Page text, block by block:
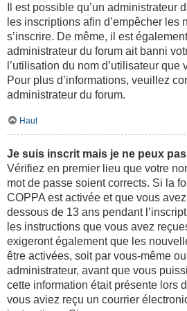
Il est possible qu’un administrateur
les inscriptions afin d’empêcher les
s’inscrire. De même, il est
administrateur du forum ait banni
l’utilisation du nom d’utilisateur
Pour plus d’informations, veuillez
administrateur du forum.
Haut
Je suis inscrit mais je ne peux
Vérifiez en premier lieu que votre
mot de passe soient corrects. Si la
COPPA est activée et que vous
dessous de 13 ans pendant
les instructions que vous avez
exigeront également que les
être activées, soit par vous-même
administrateur, avant que vous
cette information était présente lors
vous aviez reçu un courrier